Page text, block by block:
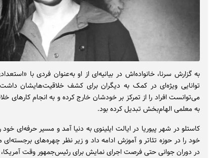
به گزارش سرنا، خانواده‌اش در بیانیه‌ای از او به‌عنوان فردی با
توانایی ویژه‌ای در کمک به دیگران برای کشف خلاقیت‌هایشان
می‌توانست افراد را از تمرکز بر خودشان خارج کرده و به انجام کارهای
به معلمی الهام‌بخش تبدیل کرده بود.
کاستلو در شهر پیوریا در ایالت ایلینوی به دنیا آمد و مسیر حرفه‌ای خود
خود را در حوزه تئاتر و آموزش ادامه داد و زیر نظر چهره‌های برجسته‌ای
در دوران جوانی حتی فرصت اجرای نمایش برای رئیس‌جمهور وقت آمریکا،